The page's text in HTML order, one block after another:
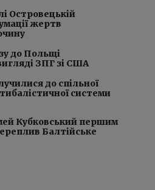
Островецькій
жертв
до Польщі
ЗПГ зі США
до спільної
системи
Кубковський першим
Балтійське